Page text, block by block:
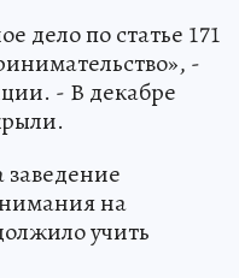
дело по статье 171
-
- В декабре
заведение
на
учить